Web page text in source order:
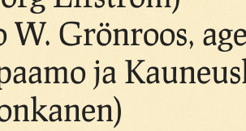
W. Grönroos,
ja